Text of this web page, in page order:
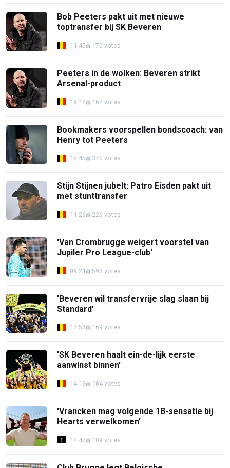
Bob Peeters pakt uit met nieuwe
toptransfer bij SK Beveren
11:45 170 votes
Peeters in de wolken: Beveren strikt
Arsenal-product
18:12 164 votes
Bookmakers voorspellen bondscoach: van
Henry tot Peeters
15:45 370 votes
Stijn Stijnen jubelt: Patro Eisden pakt uit
met stunttransfer
11:26 226 votes
'Van Crombrugge weigert voorstel van
Jupiler Pro League-club'
09:21 593 votes
'Beveren wil transfervrije slag slaan bij
Standard'
12:53 169 votes
'SK Beveren haalt ein-de-lijk eerste
aanwinst binnen'
14:19 184 votes
'Vrancken mag volgende 1B-sensatie bij
Hearts verwelkomen'
14:47 109 votes